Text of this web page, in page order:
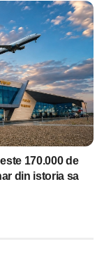
170.000 de
din istoria sa